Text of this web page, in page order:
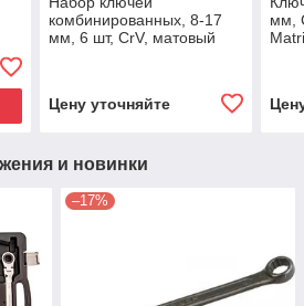
комбинированных, 8-17
мм, 6 шт, CrV, матовый
Цену уточняйте
мм,
и новинки
–17%